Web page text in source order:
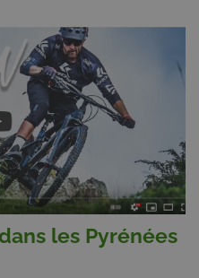
les Pyrénées